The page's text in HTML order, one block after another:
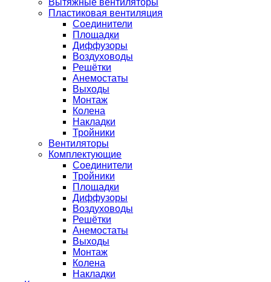
Вытяжные вентиляторы
Пластиковая вентиляция
Соединители
Площадки
Диффузоры
Воздуховоды
Решётки
Анемостаты
Выходы
Монтаж
Колена
Накладки
Тройники
Вентиляторы
Комплектующие
Соединители
Тройники
Площадки
Диффузоры
Воздуховоды
Решётки
Анемостаты
Выходы
Монтаж
Колена
Накладки